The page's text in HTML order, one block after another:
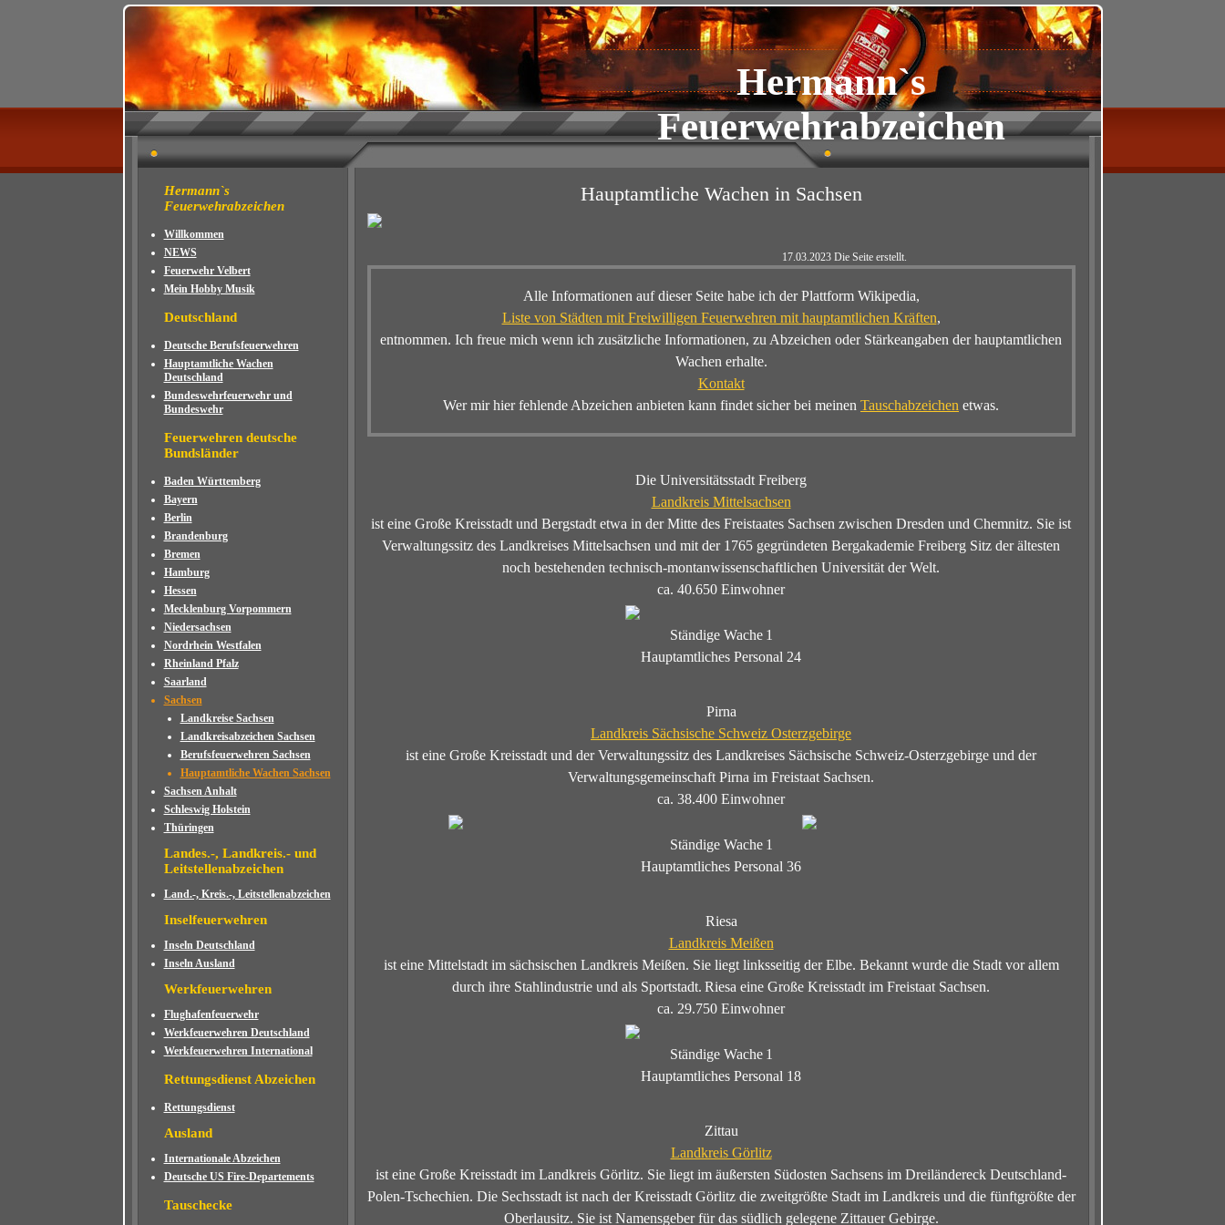
Hermann`s
Feuerwehrabzeichen
Hermann`s
Feuerwehrabzeichen
Willkommen
NEWS
Feuerwehr Velbert
Mein Hobby Musik
Deutschland
Deutsche Berufsfeuerwehren
Hauptamtliche Wachen
Deutschland
Bundeswehrfeuerwehr und
Bundeswehr
Feuerwehren deutsche
Bundsländer
Baden Württemberg
Bayern
Berlin
Brandenburg
Bremen
Hamburg
Hessen
Mecklenburg Vorpommern
Niedersachsen
Nordrhein Westfalen
Rheinland Pfalz
Saarland
Sachsen
Landkreise Sachsen
Landkreisabzeichen Sachsen
Berufsfeuerwehren Sachsen
Hauptamtliche Wachen Sachsen
Sachsen Anhalt
Schleswig Holstein
Thüringen
Landes.-, Landkreis.- und
Leitstellenabzeichen
Land.-, Kreis.-, Leitstellenabzeichen
Inselfeuerwehren
Inseln Deutschland
Inseln Ausland
Werkfeuerwehren
Flughafenfeuerwehr
Werkfeuerwehren Deutschland
Werkfeuerwehren International
Rettungsdienst Abzeichen
Rettungsdienst
Ausland
Internationale Abzeichen
Deutsche US Fire-Departements
Tauschecke
Hauptamtliche Wachenin Sachsen
17.03.2023 Die Seite erstellt.
Alle Informationen auf dieser Seite habe ich der Plattform Wikipedia,
Liste von Städten mit Freiwilligen Feuerwehren mit hauptamtlichen Kräften,
entnommen. Ich freue mich wenn ich zusätzliche Informationen, zu Abzeichen oder Stärkeangaben der hauptamtlichen
Wachen erhalte.
Kontakt
Wer mir hier fehlende Abzeichen anbieten kann findet sicher bei meinen Tauschabzeichen etwas.
Die Universitätsstadt Freiberg
Landkreis Mittelsachsen
ist eine Große Kreisstadt und Bergstadt etwa in der Mitte des Freistaates Sachsen zwischen Dresden und Chemnitz. Sie ist
Verwaltungssitz des Landkreises Mittelsachsen und mit der 1765 gegründeten Bergakademie Freiberg Sitz der ältesten
noch bestehenden technisch-montanwissenschaftlichen Universität der Welt.
ca. 40.650 Einwohner
Ständige Wache 1
Hauptamtliches Personal 24
Pirna
Landkreis Sächsische Schweiz Osterzgebirge
ist eine Große Kreisstadt und der Verwaltungssitz des Landkreises Sächsische Schweiz-Osterzgebirge und der
Verwaltungsgemeinschaft Pirna im Freistaat Sachsen.
ca. 38.400 Einwohner
Ständige Wache 1
Hauptamtliches Personal 36
Riesa
Landkreis Meißen
ist eine Mittelstadt im sächsischen Landkreis Meißen. Sie liegt linksseitig der Elbe. Bekannt wurde die Stadt vor allem
durch ihre Stahlindustrie und als Sportstadt. Riesa eine Große Kreisstadt im Freistaat Sachsen.
ca. 29.750 Einwohner
Ständige Wache 1
Hauptamtliches Personal 18
Zittau
Landkreis Görlitz
ist eine Große Kreisstadt im Landkreis Görlitz. Sie liegt im äußersten Südosten Sachsens im Dreiländereck Deutschland-
Polen-Tschechien. Die Sechsstadt ist nach der Kreisstadt Görlitz die zweitgrößte Stadt im Landkreis und die fünftgrößte der
Oberlausitz. Sie ist Namensgeber für das südlich gelegene Zittauer Gebirge.